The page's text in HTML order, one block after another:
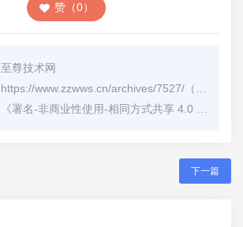
赞（0）
至尊技术网
https://www.zzwws.cn/archives/7527/ （转载时请注明本文出处及文章链接）
《署名-非商业性使用-相同方式共享 4.0 国际 (CC BY-NC-SA 4.0)
下一篇